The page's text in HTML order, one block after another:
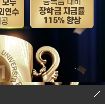
컬 대학 선정
정